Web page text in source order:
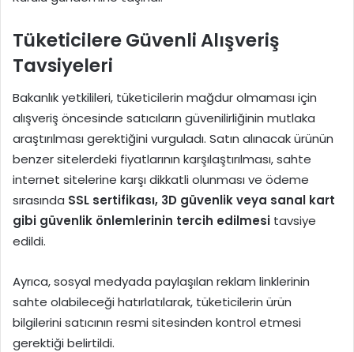
Tüketicilere Güvenli Alışveriş
Tavsiyeleri
Bakanlık yetkilileri, tüketicilerin mağdur olmaması için
alışveriş öncesinde satıcıların güvenilirliğinin mutlaka
araştırılması gerektiğini vurguladı. Satın alınacak ürünün
benzer sitelerdeki fiyatlarının karşılaştırılması, sahte
internet sitelerine karşı dikkatli olunması ve ödeme
sırasında SSL sertifikası, 3D güvenlik veya sanal kart
gibi güvenlik önlemlerinin tercih edilmesi tavsiye
edildi.
Ayrıca, sosyal medyada paylaşılan reklam linklerinin
sahte olabileceği hatırlatılarak, tüketicilerin ürün
bilgilerini satıcının resmi sitesinden kontrol etmesi
gerektiği belirtildi.